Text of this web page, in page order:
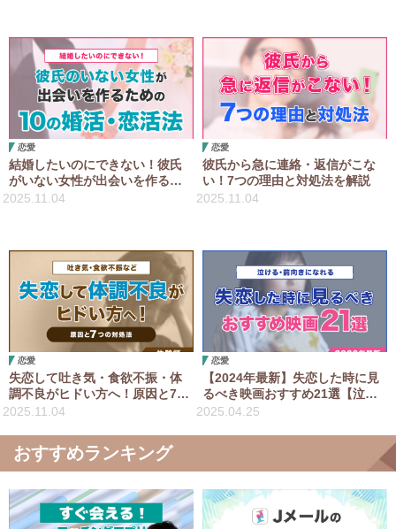
恋愛
結婚したいのにできない！彼氏
がいない女性が出会いを作るた
めの10の婚活・恋活法
2025.11.04
恋愛
彼氏から急に連絡・返信がこな
い！7つの理由と対処法を解説
2025.11.04
恋愛
失恋して吐き気・食欲不振・体
調不良がヒドい方へ！原因と7つ
の対処法【体験談】
2025.11.04
恋愛
【2024年最新】失恋した時に見
るべき映画おすすめ21選【泣け
る・前向きになれる】
2025.04.25
おすすめランキング